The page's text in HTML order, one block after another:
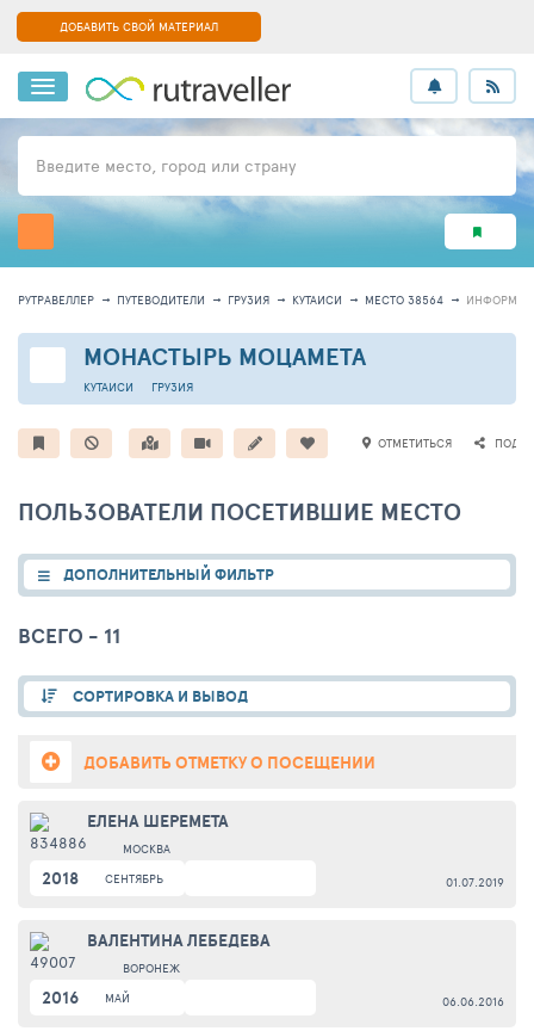
ДОБАВИТЬ СВОЙ МАТЕРИАЛ
Введите место, город или страну
РУТРАВЕЛЛЕР ПУТЕВОДИТЕЛИ ГРУЗИЯ КУТАИСИ МЕСТО 38564
МОНАСТЫРЬ МОЦАМЕТА
ГРУЗИЯ
КУТАИСИ
ОТМЕТИТЬСЯ
ПОЛЬЗОВАТЕЛИ ПОСЕТИВШИЕ МЕСТО
ДОПОЛНИТЕЛЬНЫЙ ФИЛЬТР
ВСЕГО - 11
СОРТИРОВКА И ВЫВОД
ДОБАВИТЬ ОТМЕТКУ О ПОСЕЩЕНИИ
ЕЛЕНА ШЕРЕМЕТА
МОСКВА
2018 СЕНТЯБРЬ 01.07.2019
ВАЛЕНТИНА ЛЕБЕДЕВА
ВОРОНЕЖ
2016 МАЙ 06.06.2016